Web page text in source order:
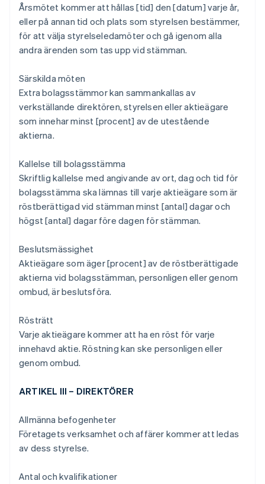
Årsmötet kommer att hållas [tid] den [datum] varje år,
eller på annan tid och plats som styrelsen bestämmer,
för att välja styrelseledamöter och gå igenom alla
andra ärenden som tas upp vid stämman.
Särskilda möten
Extra bolagsstämmor kan sammankallas av
verkställande direktören, styrelsen eller aktieägare
som innehar minst [procent] av de utestående
aktierna.
Kallelse till bolagsstämma
Skriftlig kallelse med angivande av ort, dag och tid för
bolagsstämma ska lämnas till varje aktieägare som är
röstberättigad vid stämman minst [antal] dagar och
högst [antal] dagar före dagen för stämman.
Beslutsmässighet
Aktieägare som äger [procent] av de röstberättigade
aktierna vid bolagsstämman, personligen eller genom
ombud, är beslutsföra.
Rösträtt
Varje aktieägare kommer att ha en röst för varje
innehavd aktie. Röstning kan ske personligen eller
genom ombud.
ARTIKEL III – DIREKTÖRER
Allmänna befogenheter
Företagets verksamhet och affärer kommer att ledas
av dess styrelse.
Antal och kvalifikationer